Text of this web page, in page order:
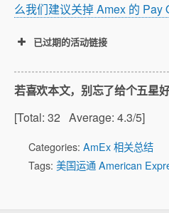
么我们建议关掉 Amex 的 Pay
已过期的活动链接
可能有，这次绿卡也有
试试。
若喜欢本文，别忘了给个五星好
[Total: 32 Average: 4.3/5]
Categories: AmEx 相关总结
Tags: 美国运通 American